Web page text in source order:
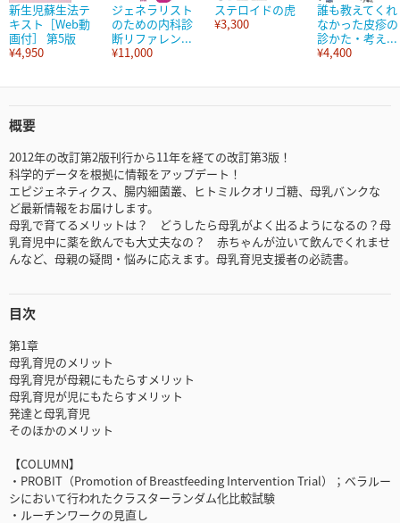
新生児蘇生法テ
キスト［Web動
画付］ 第5版
¥4,950
ジェネラリスト
のための内科診
断リファレン...
¥11,000
ステロイドの虎
¥3,300
誰も教えてくれ
なかった皮疹の
診かた・考え...
¥4,400
概要
2012年の改訂第2版刊行から11年を経ての改訂第3版！
科学的データを根拠に情報をアップデート！
エピジェネティクス、腸内細菌叢、ヒトミルクオリゴ糖、母乳バンクな
ど最新情報をお届けします。
母乳で育てるメリットは？ どうしたら母乳がよく出るようになるの？母
乳育児中に薬を飲んでも大丈夫なの？ 赤ちゃんが泣いて飲んでくれませ
んなど、母親の疑問・悩みに応えます。母乳育児支援者の必読書。
目次
第1章
母乳育児のメリット
母乳育児が母親にもたらすメリット
母乳育児が児にもたらすメリット
発達と母乳育児
そのほかのメリット
【COLUMN】
・PROBIT（Promotion of Breastfeeding Intervention Trial）；ベラルー
シにおいて行われたクラスターランダム化比較試験
・ルーチンワークの見直し